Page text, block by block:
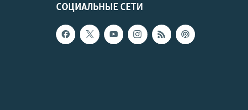
СОЦИАЛЬНЫЕ СЕТИ